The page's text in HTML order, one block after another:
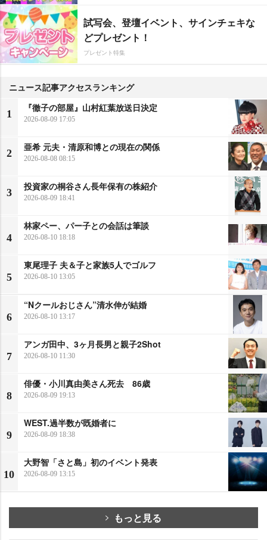
試写会、登壇イベント、サインチェキな
どプレゼント！
プレゼント特集
ニュース記事アクセスランキング
1
『徹子の部屋』山村紅葉放送日決定
2026-08-09 17:05
2
亜希 元夫・清原和博との現在の関係
2026-08-08 08:15
3
投資家の桐谷さん長年保有の株紹介
2026-08-09 18:41
4
林家ペー、パー子との会話は筆談
2026-08-10 18:18
5
東尾理子 夫＆子と家族5人でゴルフ
2026-08-10 13:05
6
“Nクールおじさん”清水伸が結婚
2026-08-10 13:17
7
アンガ田中、3ヶ月長男と親子2Shot
2026-08-10 11:30
8
俳優・小川真由美さん死去 86歳
2026-08-09 19:13
9
WEST.過半数が既婚者に
2026-08-09 18:38
10
大野智「さと島」初のイベント発表
2026-08-09 13:15
もっと見る